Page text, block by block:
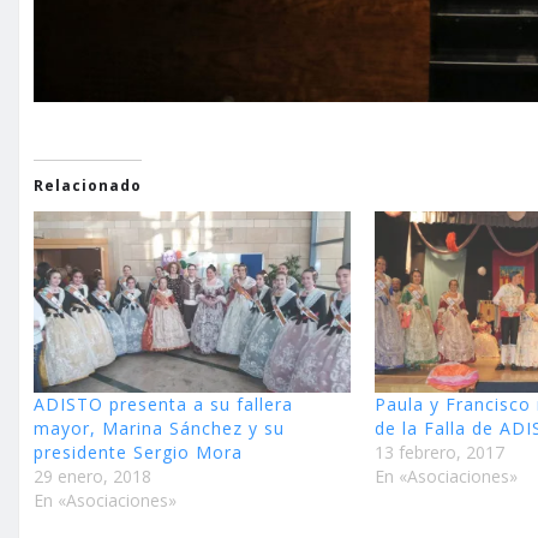
Relacionado
ADISTO presenta a su fallera
mayor, Marina Sánchez y su
presidente Sergio Mora
29 enero, 2018
En «Asociaciones»
Paula y
de la Falla de
13 febrero, 2017
En «Asociaciones»